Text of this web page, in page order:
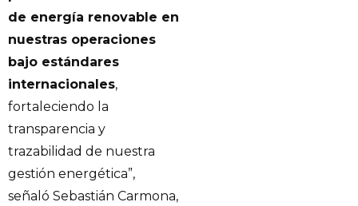
de energía renovable en
nuestras operaciones
bajo estándares
internacionales,
fortaleciendo la
transparencia y
trazabilidad de nuestra
gestión energética”,
señaló Sebastián Carmona,